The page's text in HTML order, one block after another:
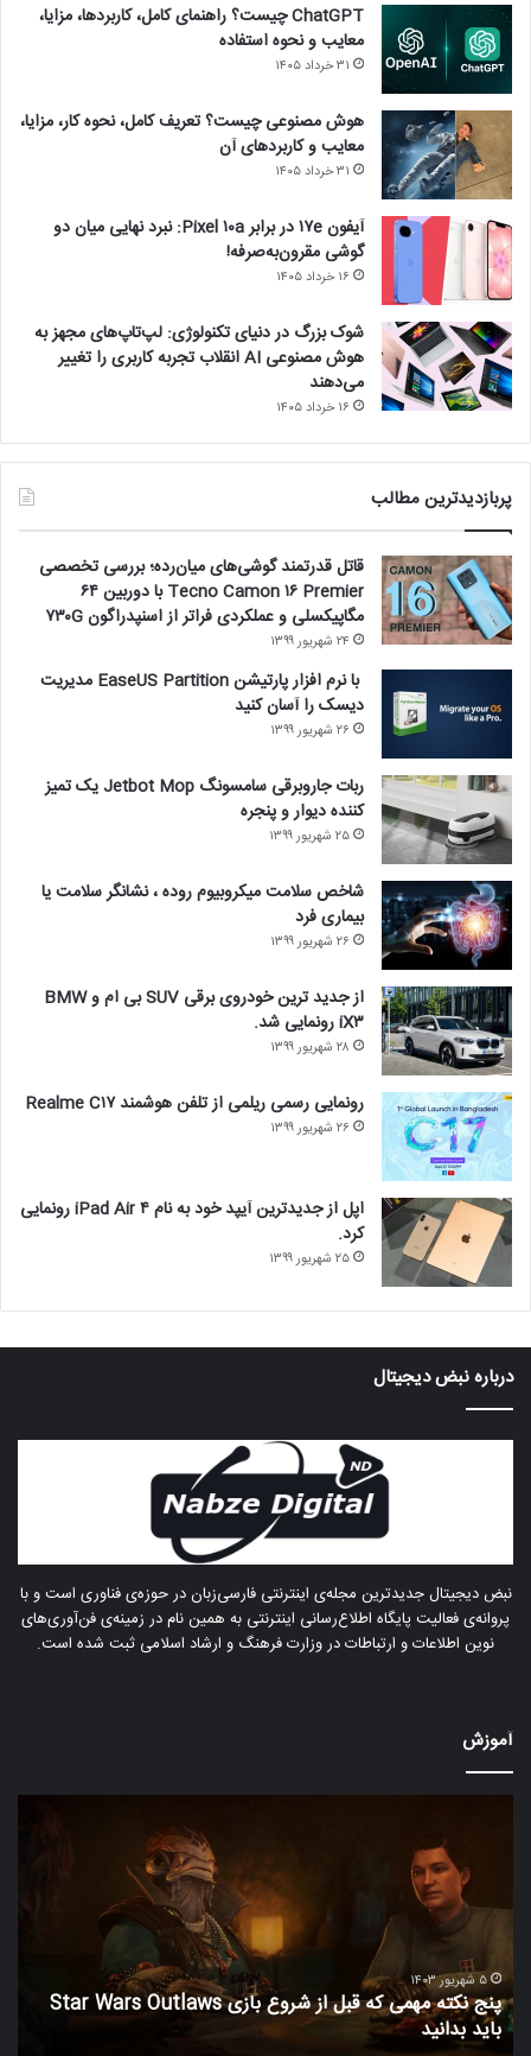
ChatGPT چیست؟ راهنمای کامل، کاربردها، مزایا،
معایب و نحوه استفاده
۳۱ خرداد ۱۴۰۵
هوش مصنوعی چیست؟ تعریف کامل، نحوه کار، مزایا،
معایب و کاربردهای آن
۳۱ خرداد ۱۴۰۵
آیفون ۱۷e در برابر Pixel ۱۰a: نبرد نهایی میان دو
گوشی مقرون‌به‌صرفه!
۱۶ خرداد ۱۴۰۵
شوک بزرگ در دنیای تکنولوژی: لپ‌تاپ‌های مجهز به
هوش مصنوعی AI انقلاب تجربه کاربری را تغییر
می‌دهند
۱۶ خرداد ۱۴۰۵
پربازدیدترین مطالب
قاتل قدرتمند گوشی‌های میان‌رده؛ بررسی تخصصی
Tecno Camon ۱۶ Premier با دوربین ۶۴
مگاپیکسلی و عملکردی فراتر از اسنپدراگون ۷۳۰G
۲۴ شهریور ۱۳۹۹
با نرم افزار پارتیشن EaseUS Partition مدیریت
دیسک را آسان کنید
۲۶ شهریور ۱۳۹۹
ربات جاروبرقی سامسونگ Jetbot Mop یک تمیز
کننده دیوار و پنجره
۲۵ شهریور ۱۳۹۹
شاخص سلامت میکروبیوم روده ، نشانگر سلامت یا
بیماری فرد
۲۶ شهریور ۱۳۹۹
از جدید ترین خودروی برقی SUV بی ام و BMW
iX۳ رونمایی شد.
۲۸ شهریور ۱۳۹۹
رونمایی رسمی ریلمی از تلفن هوشمند Realme C۱۷
۲۶ شهریور ۱۳۹۹
اپل از جدیدترین آیپد خود به نام iPad Air ۴ رونمایی
کرد.
۲۵ شهریور ۱۳۹۹
درباره‌ نبض دیجیتال
نبض دیجیتال جدیدترین مجله‌ی اینترنتی فارسی‌زبان در حوزه‌ی فناوری است و با
پروانه‌ی فعالیت پایگاه اطلاع‌رسانی اینترنتی به همین نام در زمینه‌ی فن‌آوری‌های
نوین اطلاعات و ارتباطات در وزارت فرهنگ و ارشاد اسلامی ثبت شده است.
آموزش
قبل
بازی
Star
Wars
۵ شهریور ۱۴۰۳
پنج نکته مهمی که قبل از شروع بازی Star Wars Outlaws
باید بدانید